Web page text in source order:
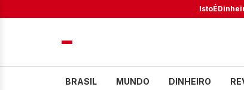
IstoÉ
BRASIL MUNDO DINHEIRO